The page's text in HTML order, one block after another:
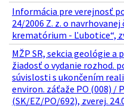
Informácia pre verejnosť
24/2006 Z. z. o
krematórium - Ľubotice“,
MŽP SR, sekcia geológie
žiadosť o vydanie rozhod.
súvislosti s ukončením
environ. záťaže PO (008) /
(SK/EZ/PO/692), zverej.